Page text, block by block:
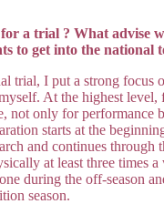
a trial ? What advise
to get into the national
trial, I put a strong focus
At the highest level,
not only for performance
starts at the
and continues through
at least three times
during the off-season
season.